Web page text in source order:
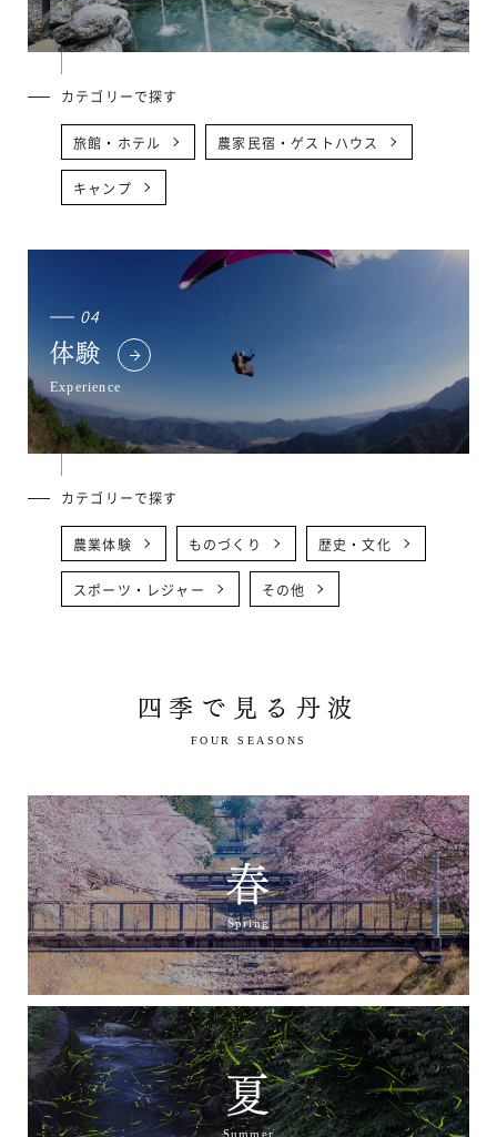
カテゴリーで探す
旅館・ホテル 農家民宿・ゲストハウス
キャンプ
04
体験
Experience
カテゴリーで探す
農業体験 ものづくり 歴史・文化
スポーツ・レジャー その他
FOUR SEASONS
四季で見る丹波
春
Spring
夏
Summer